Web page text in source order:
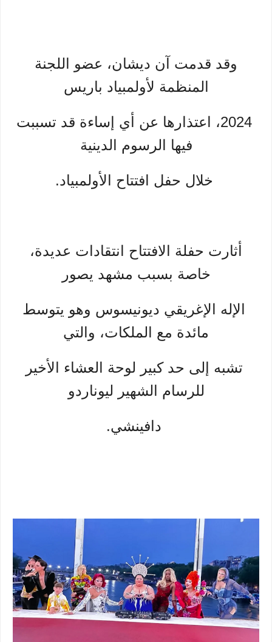
وقد قدمت آن ديشان، عضو اللجنة
المنظمة لأولمبياد باريس
2024، اعتذارها عن أي إساءة قد تسببت
فيها الرسوم الدينية
خلال حفل افتتاح الأولمبياد.
أثارت حفلة الافتتاح انتقادات عديدة،
خاصة بسبب مشهد يصور
الإله الإغريقي ديونيسوس وهو يتوسط
مائدة مع الملكات، والتي
تشبه إلى حد كبير لوحة العشاء الأخير
للرسام الشهير ليوناردو
دافينشي.